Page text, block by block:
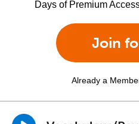
Days of Premium
Join
Already a